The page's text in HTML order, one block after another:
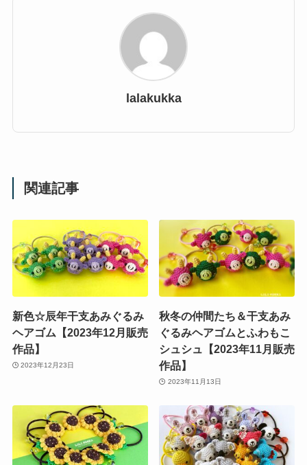
lalakukka
関連記事
新色☆辰年干支あみぐるみ
ヘアゴム【2023年12月販売
作品】
2023年12月23日
秋冬の仲間たち＆干支あみ
ぐるみヘアゴムとふわもこ
シュシュ【2023年11月販売
作品】
2023年11月13日